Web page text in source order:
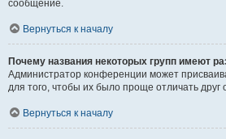
сообщение.
Вернуться к началу
Почему названия некоторых групп имеют
Администратор конференции может
для того, чтобы их было проще отличать друг
Вернуться к началу